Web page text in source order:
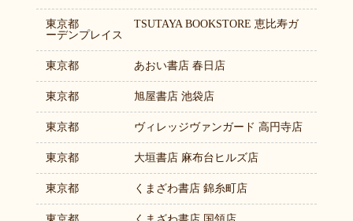
東京都
TSUTAYA BOOKSTORE 恵比寿ガ
ーデンプレイス
東京都 あおい書店 春日店
東京都 旭屋書店 池袋店
東京都 ヴィレッジヴァンガード 高円寺店
東京都 大垣書店 麻布台ヒルズ店
東京都 くまざわ書店 錦糸町店